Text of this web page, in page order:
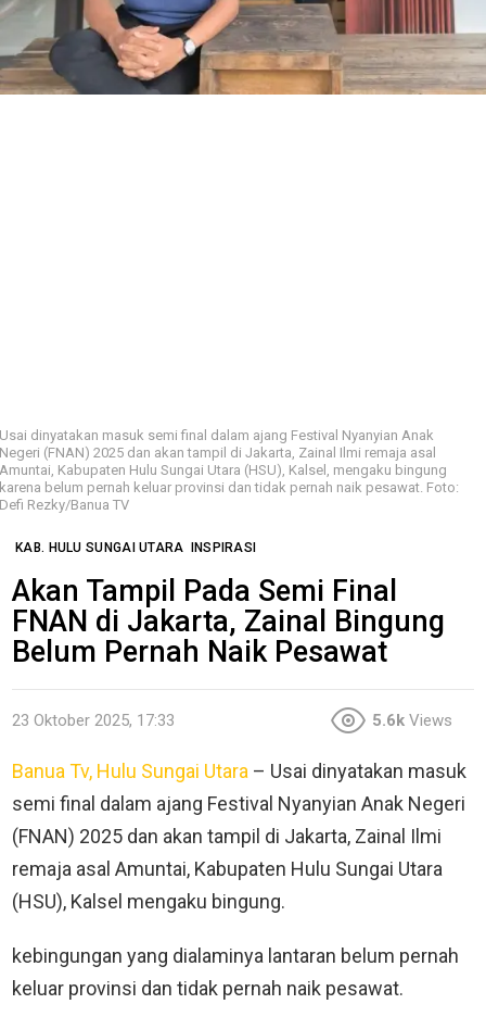
Usai dinyatakan masuk semi final dalam ajang Festival Nyanyian Anak
Negeri (FNAN) 2025 dan akan tampil di Jakarta, Zainal Ilmi remaja asal
Amuntai, Kabupaten Hulu Sungai Utara (HSU), Kalsel, mengaku bingung
karena belum pernah keluar provinsi dan tidak pernah naik pesawat. Foto:
Defi Rezky/Banua TV
KAB. HULU SUNGAI UTARA INSPIRASI
Akan Tampil Pada Semi Final
FNAN di Jakarta, Zainal Bingung
Belum Pernah Naik Pesawat
23 Oktober 2025, 17:33 5.6k Views
Banua Tv, Hulu Sungai Utara – Usai dinyatakan masuk
semi final dalam ajang Festival Nyanyian Anak Negeri
(FNAN) 2025 dan akan tampil di Jakarta, Zainal Ilmi
remaja asal Amuntai, Kabupaten Hulu Sungai Utara
(HSU), Kalsel mengaku bingung.
kebingungan yang dialaminya lantaran belum pernah
keluar provinsi dan tidak pernah naik pesawat.